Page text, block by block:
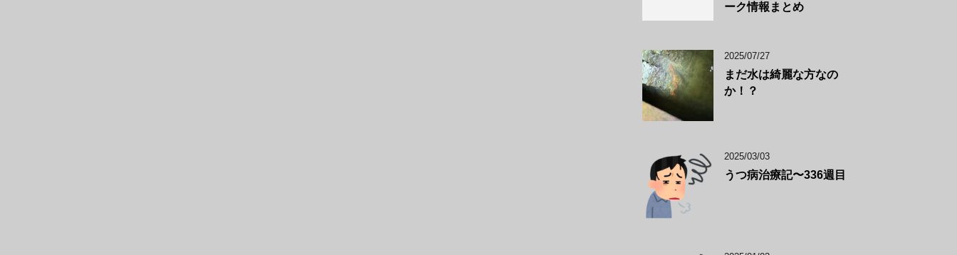
ーク情報まとめ
2025/07/27
まだ水は綺麗な方なの
か！？
2025/03/03
うつ病治療記〜336週目